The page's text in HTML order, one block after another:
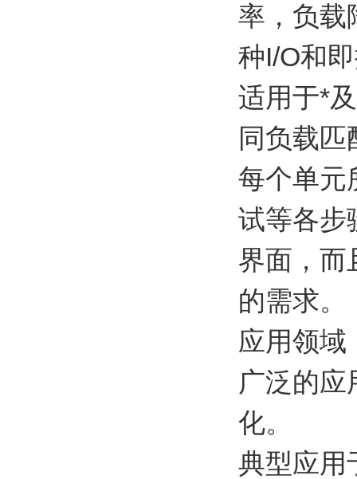
率，负载
种I/O和
适用于*
同负载
每个单元
试等各步
界面，而
的需求。
应用领域
广泛的
化。
典型应用